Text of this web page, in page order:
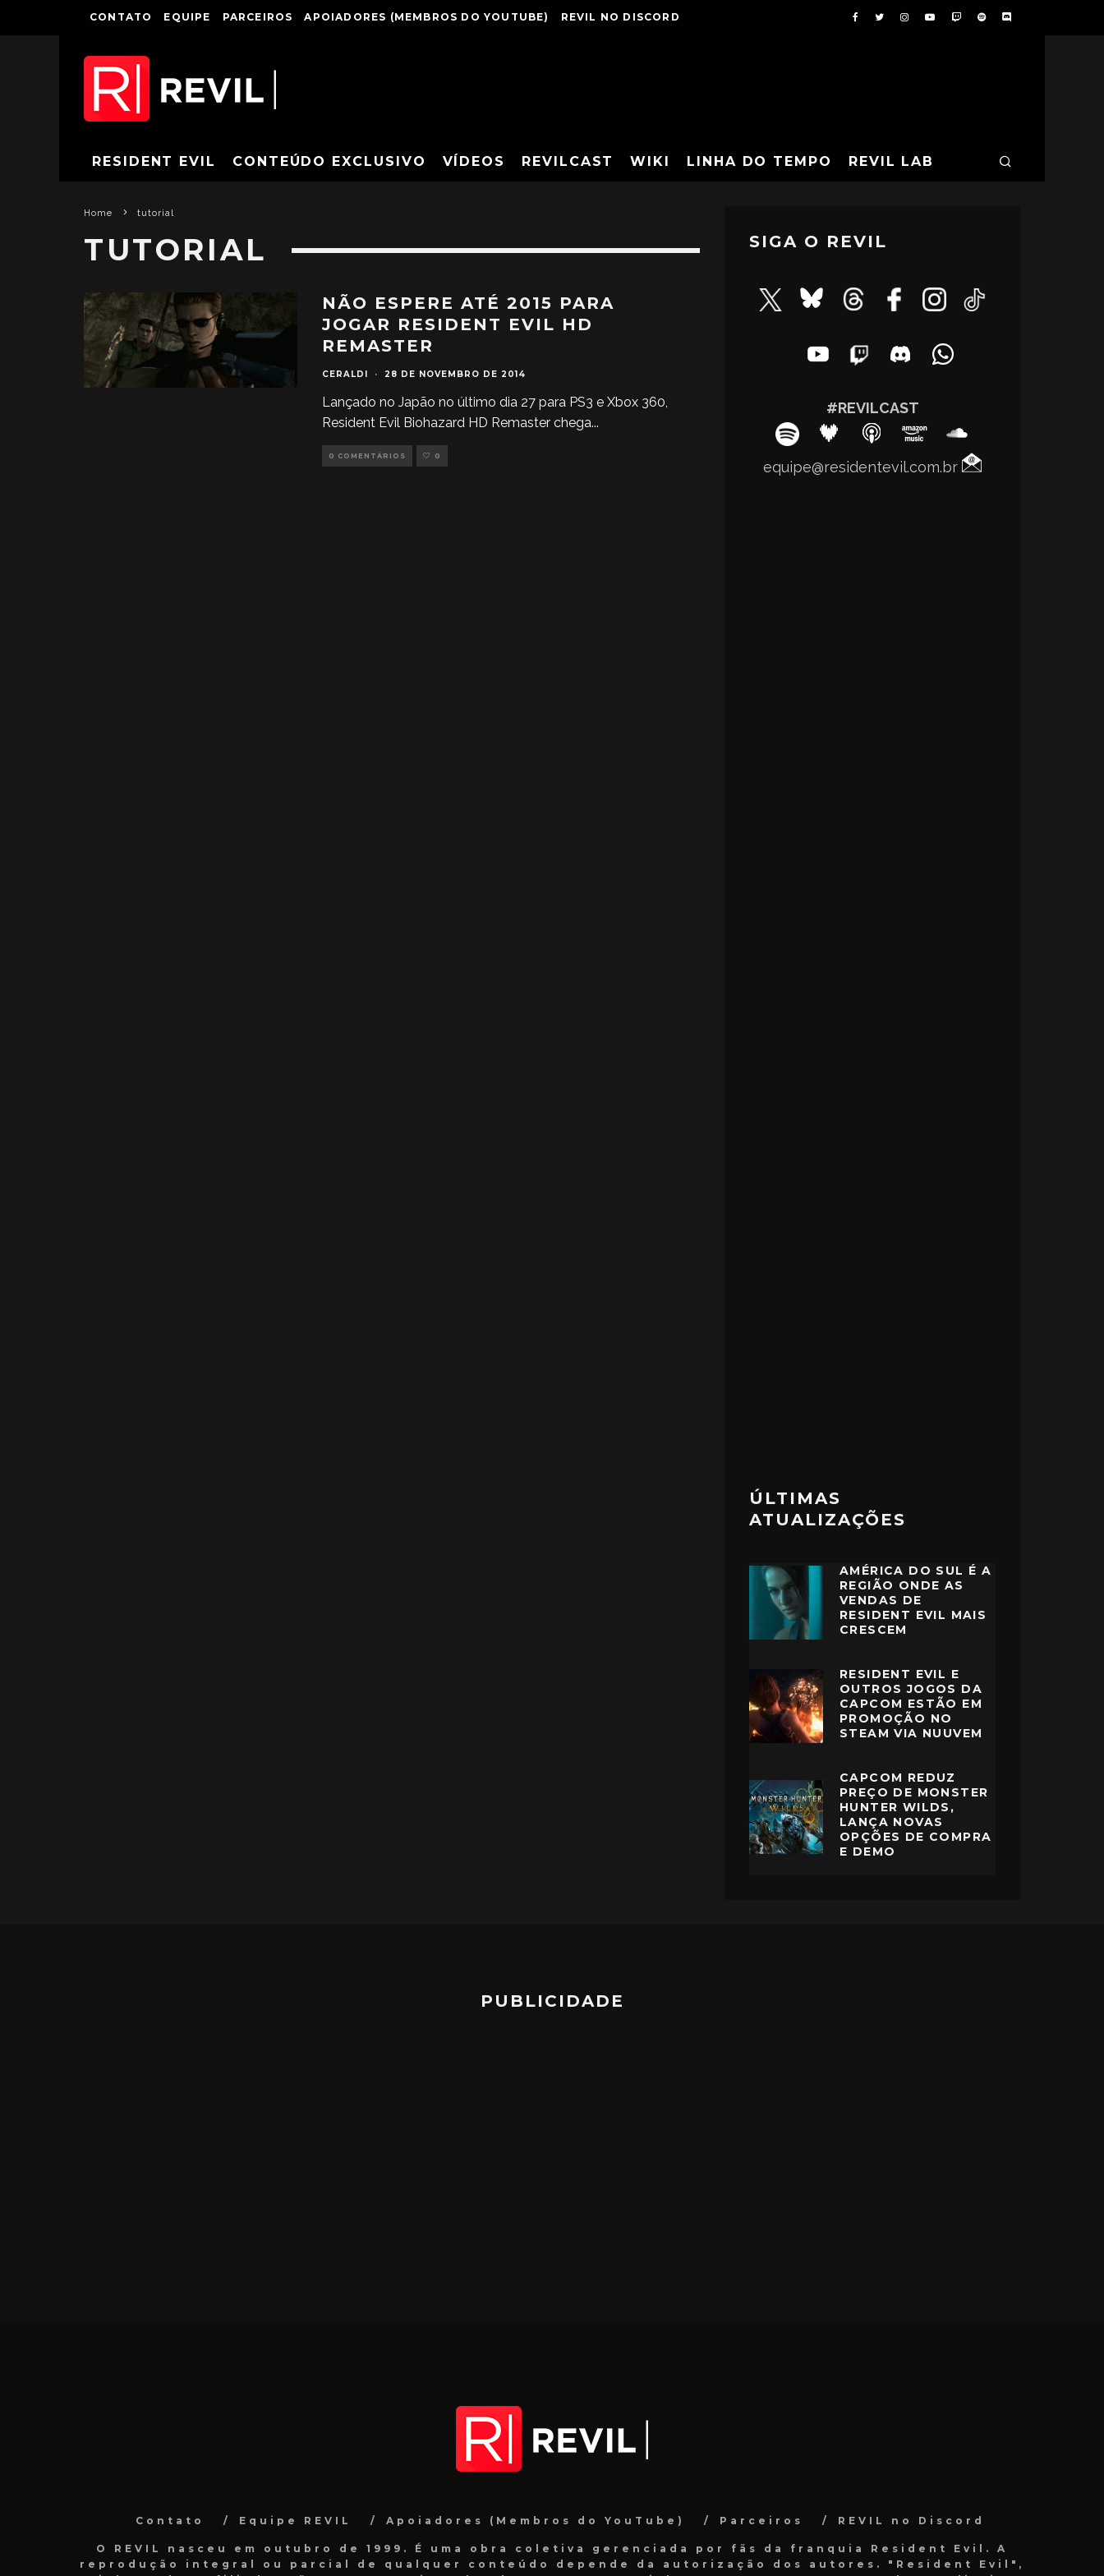
CONTATO EQUIPE PARCEIROS APOIADORES (MEMBROS DO YOUTUBE) REVIL NO DISCORD
RESIDENT EVIL CONTEÚDO EXCLUSIVO VÍDEOS REVILCAST WIKI LINHA DO TEMPO REVIL LAB
Home tutorial
TUTORIAL
NÃO ESPERE ATÉ 2015 PARA
JOGAR RESIDENT EVIL HD
REMASTER
CERALDI · 28 DE NOVEMBRO DE 2014
Lançado no Japão no último dia 27 para PS3 e Xbox 360,
Resident Evil Biohazard HD Remaster chega...
0 COMENTÁRIOS 0
SIGA O REVIL
#REVILCAST
equipe@residentevil.com.br
ÚLTIMAS
ATUALIZAÇÕES
AMÉRICA DO SUL É A
REGIÃO ONDE AS
VENDAS DE
RESIDENT EVIL MAIS
CRESCEM
RESIDENT EVIL E
OUTROS JOGOS DA
CAPCOM ESTÃO EM
PROMOÇÃO NO
STEAM VIA NUUVEM
CAPCOM REDUZ
PREÇO DE MONSTER
HUNTER WILDS,
LANÇA NOVAS
OPÇÕES DE COMPRA
E DEMO
PUBLICIDADE
Contato Equipe REVIL Apoiadores (Membros do YouTube) Parceiros REVIL no Discord
O REVIL nasceu em outubro de 1999. É uma obra coletiva gerenciada por fãs da franquia Resident Evil. A
reprodução integral ou parcial de qualquer conteúdo depende da autorização dos autores. "Resident Evil",